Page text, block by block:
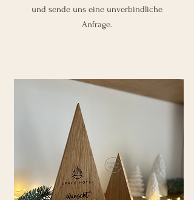
und sende uns eine unverbindliche
Anfrage.